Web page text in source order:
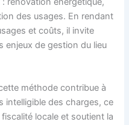
des usages. En rendant
et coûts, il invite
enjeux de gestion du lieu
méthode contribue à
intelligible des charges, ce
locale et soutient la